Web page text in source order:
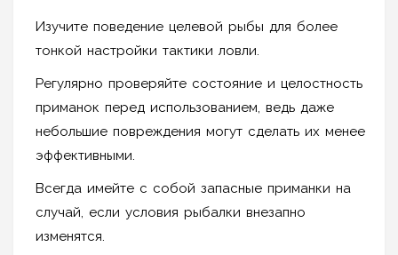
Изучите поведение целевой рыбы для более
тонкой настройки тактики ловли.
Регулярно проверяйте состояние и целостность
приманок перед использованием, ведь даже
небольшие повреждения могут сделать их менее
эффективными.
Всегда имейте с собой запасные приманки на
случай, если условия рыбалки внезапно
изменятся.